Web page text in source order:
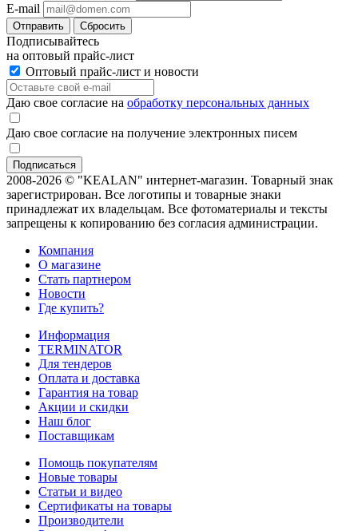
E-mail
Отправить Сбросить
Подписывайтесь
на оптовый прайс-лист
Оптовый прайс-лист и новости
Даю свое согласие на обработку персональных данных
Даю свое согласие на получение электронных писем
2008-2026 © "KEALAN" интернет-магазин. Товарный знак
зарегистрирован. Все логотипы и товарные знаки
принадлежат их владельцам. Все фотоматериалы и тексты
запрещены к копированию без согласия администрации.
Компания
О магазине
Стать партнером
Новости
Где купить?
Информация
TERMINATOR
Для тендеров
Оплата и доставка
Гарантия на товар
Акции и скидки
Наш блог
Поставщикам
Помощь покупателям
Новые товары
Статьи и видео
Сертификаты на товары
Производители